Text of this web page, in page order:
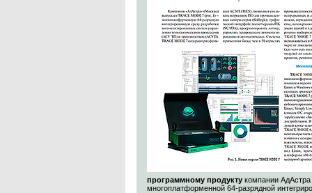
программному продукту компании
многоплатформенной 64-разрядной